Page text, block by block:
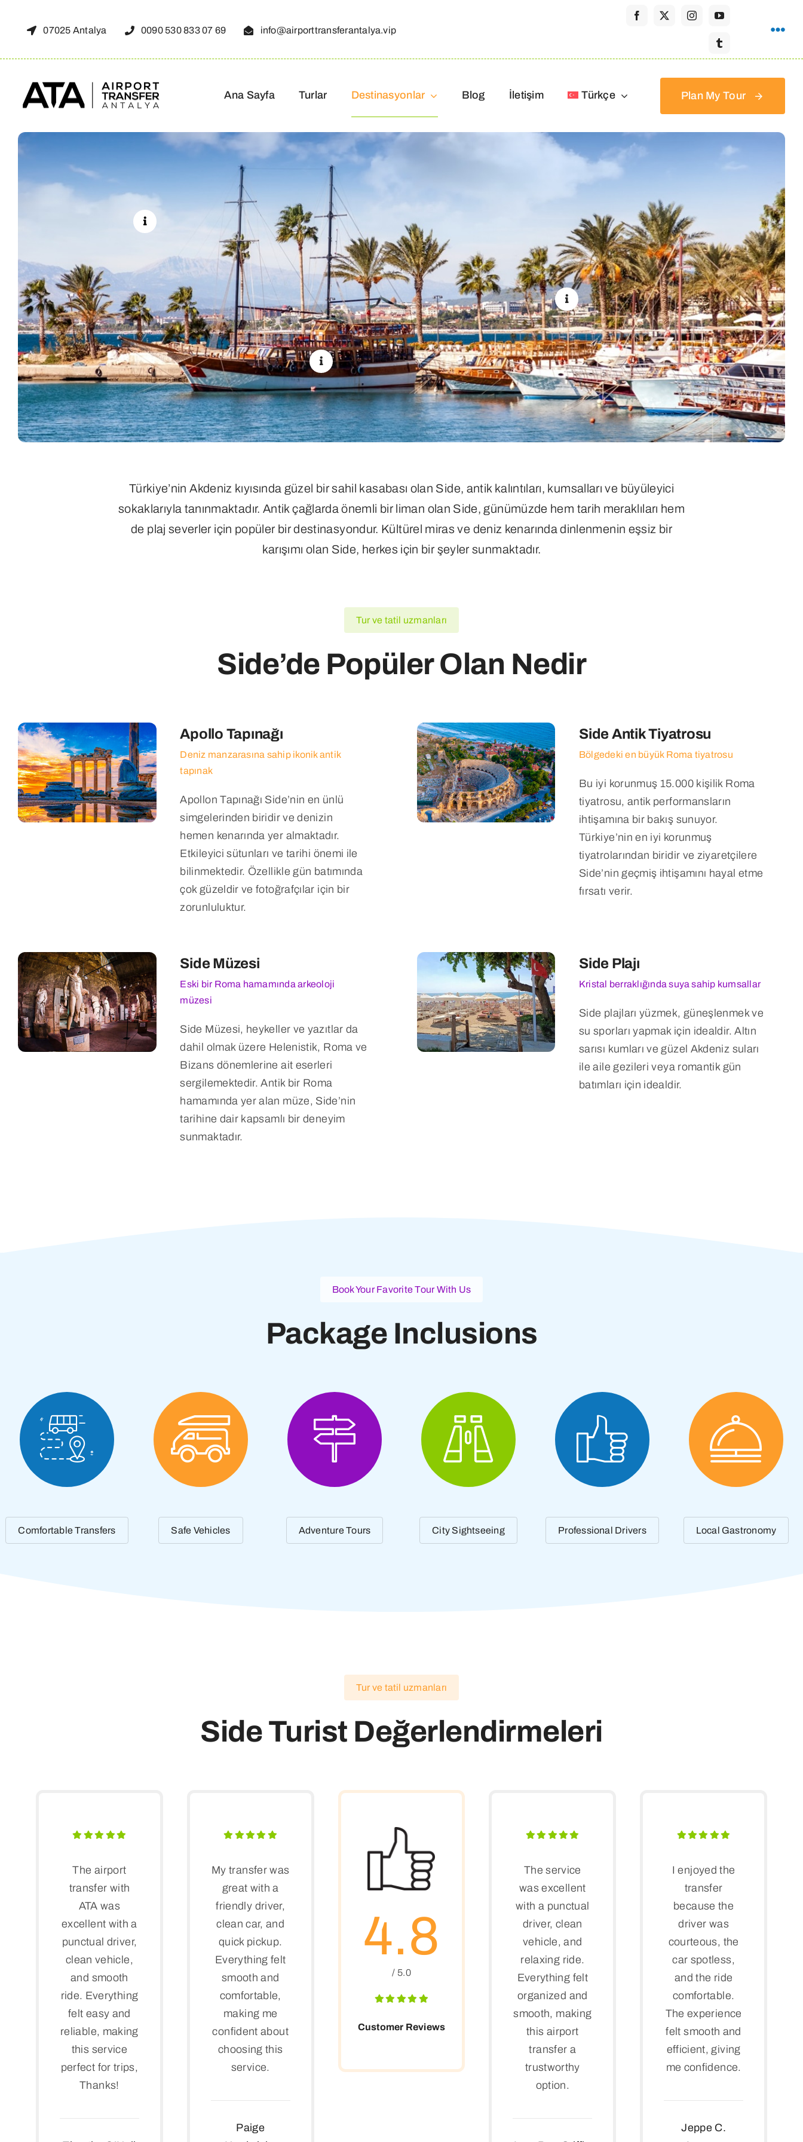
07025 Antalya 0090 530 833 07 69 info@airporttransferantalya.vip
Ana Sayfa Turlar Destinasyonlar Blog İletişim Türkçe Plan My Tour
Türkiye’nin Akdeniz kıyısında güzel bir sahil kasabası olan Side, antik kalıntıları, kumsalları ve büyüleyici
sokaklarıyla tanınmaktadır. Antik çağlarda önemli bir liman olan Side, günümüzde hem tarih meraklıları hem
de plaj severler için popüler bir destinasyondur. Kültürel miras ve deniz kenarında dinlenmenin eşsiz bir
karışımı olan Side, herkes için bir şeyler sunmaktadır.
Tur ve tatil uzmanları
Side’de Popüler Olan Nedir
Apollo Tapınağı
Deniz manzarasına sahip ikonik antik
tapınak
Apollon Tapınağı Side’nin en ünlü
simgelerinden biridir ve denizin
hemen kenarında yer almaktadır.
Etkileyici sütunları ve tarihi önemi ile
bilinmektedir. Özellikle gün batımında
çok güzeldir ve fotoğrafçılar için bir
zorunluluktur.
Side Antik Tiyatrosu
Bölgedeki en büyük Roma tiyatrosu
Bu iyi korunmuş 15.000 kişilik Roma
tiyatrosu, antik performansların
ihtişamına bir bakış sunuyor.
Türkiye’nin en iyi korunmuş
tiyatrolarından biridir ve ziyaretçilere
Side’nin geçmiş ihtişamını hayal etme
fırsatı verir.
Side Müzesi
Eski bir Roma hamamında arkeoloji
müzesi
Side Müzesi, heykeller ve yazıtlar da
dahil olmak üzere Helenistik, Roma ve
Bizans dönemlerine ait eserleri
sergilemektedir. Antik bir Roma
hamamında yer alan müze, Side’nin
tarihine dair kapsamlı bir deneyim
sunmaktadır.
Side Plajı
Kristal berraklığında suya sahip kumsallar
Side plajları yüzmek, güneşlenmek ve
su sporları yapmak için idealdir. Altın
sarısı kumları ve güzel Akdeniz suları
ile aile gezileri veya romantik gün
batımları için idealdir.
Book Your Favorite Tour With Us
Package Inclusions
Comfortable Transfers Safe Vehicles Adventure Tours City Sightseeing Professional Drivers Local Gastronomy
Tur ve tatil uzmanları
Side Turist Değerlendirmeleri
The airport
transfer with
ATA was
excellent with a
punctual driver,
clean vehicle,
and smooth
ride. Everything
felt easy and
reliable, making
this service
perfect for trips,
Thanks!
My transfer was
great with a
friendly driver,
clean car, and
quick pickup.
Everything felt
smooth and
comfortable,
making me
confident about
choosing this
service.
Paige
4.8
/ 5.0
Customer Reviews
The service
was excellent
with a punctual
driver, clean
vehicle, and
relaxing ride.
Everything felt
organized and
smooth, making
this airport
transfer a
trustworthy
option.
I enjoyed the
transfer
because the
driver was
courteous, the
car spotless,
and the ride
comfortable.
The experience
felt smooth and
efficient, giving
me confidence.
Jeppe C.